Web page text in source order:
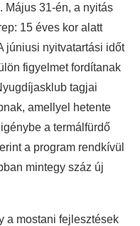
Május 31-én, a nyitás
15 éves kor alatt
júniusi nyitvatartási időt
figyelmet fordítanak
tagjai
amellyel hetente
a termálfürdő
a program rendkívül
mintegy száz új
a mostani fejlesztések